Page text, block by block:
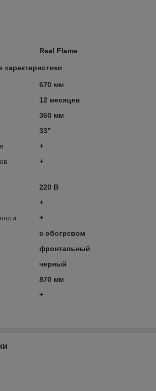
Real Flame
характеристики
670 мм
12 месяцев
360 мм
33"
+
+
220 В
+
+
с обогревом
фронтальный
черный
870 мм
+